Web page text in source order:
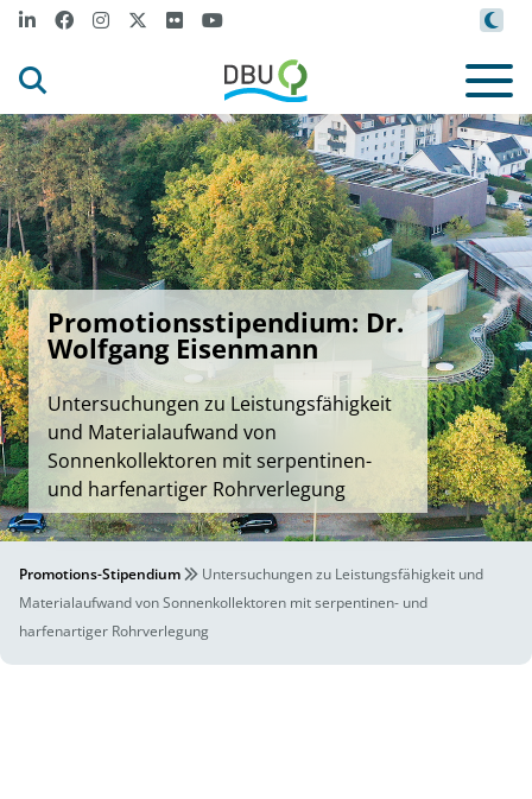
Promotionsstipendium: Dr.
Wolfgang Eisenmann
Untersuchungen zu Leistungsfähigkeit
und Materialaufwand von
Sonnenkollektoren mit serpentinen-
und harfenartiger Rohrverlegung
Promotions-Stipendium
Untersuchungen zu Leistungsfähigkeit und
Materialaufwand von Sonnenkollektoren mit serpentinen- und
harfenartiger Rohrverlegung